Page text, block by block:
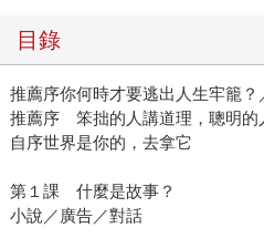
目錄
推薦序你何時才要逃出人生牢籠？
推薦序 笨拙的人講道理，聰明的
自序世界是你的，去拿它
第１課 什麼是故事？
小說／廣告／對話